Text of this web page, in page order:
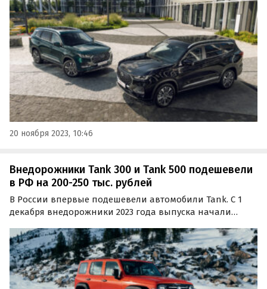
конце августа. Об этом в понедельник сообщает портал
«Автоновости дня».
20 ноября 2023, 10:46
Внедорожники Tank 300 и Tank 500 подешевели
в РФ на 200-250 тыс. рублей
В России впервые подешевели автомобили Tank. С 1
декабря внедорожники 2023 года выпуска начали
рублей. Об этом в понедельник сообщает портал
«Автоновости дня» со ссылкой на данные
собственного…